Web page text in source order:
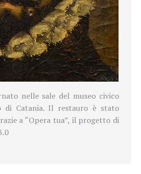
nelle sale del museo civico
di Catania. Il restauro è stato
a “Opera tua”, il progetto di